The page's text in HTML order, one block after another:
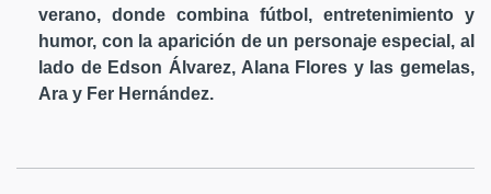
verano, donde combina fútbol, entretenimiento y
humor, con la aparición de un personaje especial, al
lado de Edson Álvarez, Alana Flores y las gemelas,
Ara y Fer Hernández.